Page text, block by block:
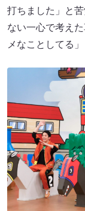
打ちました」と
ない一心で考え
メなことしてる